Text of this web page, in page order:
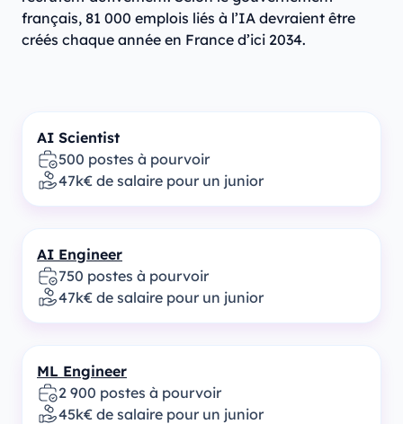
français, 81 000 emplois liés à l’IA devraient être
créés chaque année en France d’ici 2034.
AI Scientist
500 postes à pourvoir
47k€ de salaire pour un junior
AI Engineer
750 postes à pourvoir
47k€ de salaire pour un junior
ML Engineer
2 900 postes à pourvoir
45k€ de salaire pour un junior